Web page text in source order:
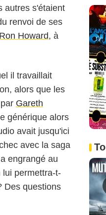
autres s'étaient
renvoi de ses
Ron Howard, à
il travaillait
alors que les
Gareth
générique alors
avait jusqu'ici
avec la saga
engrangé au
lui permettra-t-
Des questions